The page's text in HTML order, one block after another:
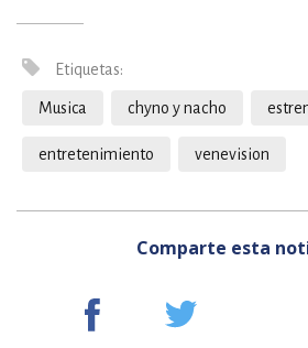
Etiquetas:
Musica chyno y nacho
entretenimiento venevision
Comparte esta